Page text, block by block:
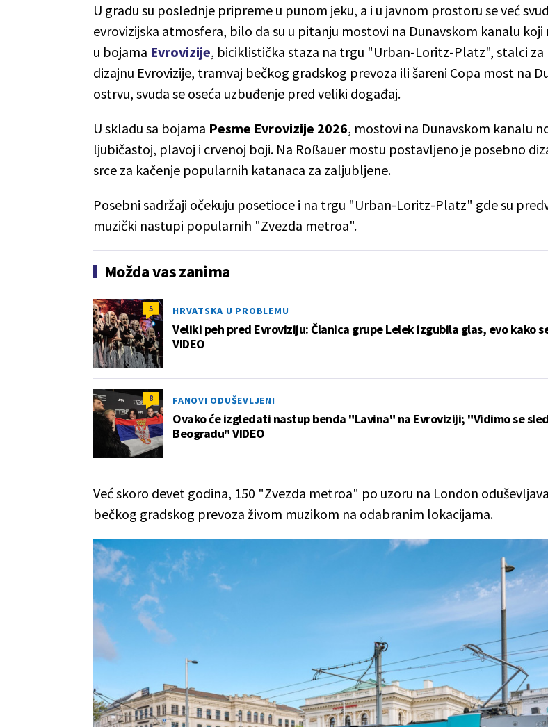
U gradu su poslednje pripreme u punom jeku, a i u javnom prostoru se već
evrovizijska atmosfera, bilo da su u pitanju mostovi na Dunavskom kanalu koji
u bojama Evrovizije, biciklistička staza na trgu "Urban-Loritz-Platz", stalci za
dizajnu Evrovizije, tramvaj bečkog gradskog prevoza ili šareni Copa most na
ostrvu, svuda se oseća uzbuđenje pred veliki događaj.
U skladu sa bojama Pesme Evrovizije 2026, mostovi na Dunavskom kanalu
ljubičastoj, plavoj i crvenoj boji. Na Roßauer mostu postavljeno je posebno
srce za kačenje popularnih katanaca za zaljubljene.
Posebni sadržaji očekuju posetioce i na trgu "Urban-Loritz-Platz" gde su
muzički nastupi popularnih "Zvezda metroa".
Možda vas zanima
5 HRVATSKA U PROBLEMU
Veliki peh pred Evroviziju: Članica grupe Lelek izgubila glas, evo kako
VIDEO
8 FANOVI ODUŠEVLJENI
Ovako će izgledati nastup benda "Lavina" na Evroviziji; "Vidimo se
Beogradu" VIDEO
Već skoro devet godina, 150 "Zvezda metroa" po uzoru na London
bečkog gradskog prevoza živom muzikom na odabranim lokacijama.